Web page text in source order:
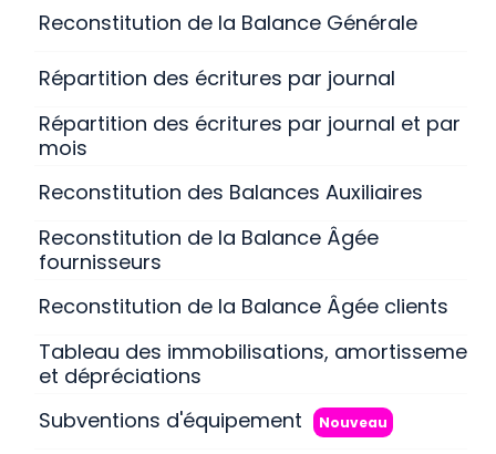
Reconstitution de la Balance Générale
Répartition des écritures par journal
Répartition des écritures par journal et par
mois
Reconstitution des Balances Auxiliaires
Reconstitution de la Balance Âgée
fournisseurs
Reconstitution de la Balance Âgée clients
Tableau des immobilisations,
et dépréciations
Subventions d'équipement
Nouveau